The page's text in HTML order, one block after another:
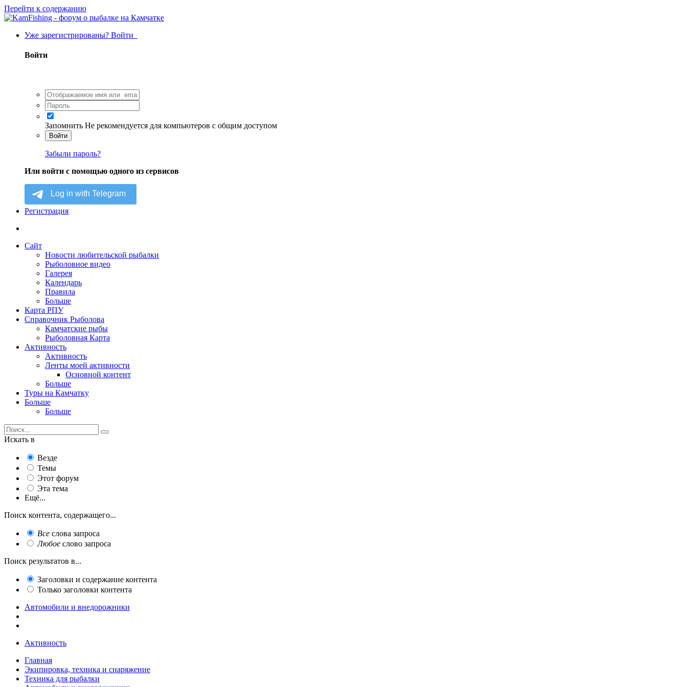
Перейти к содержанию
Уже зарегистрированы? Войти
Войти
Запомнить Не рекомендуется для компьютеров с общим доступом
Войти
Забыли пароль?
Или войти с помощью одного из сервисов
Регистрация
Сайт
Новости любительской рыбалки
Рыболовное видео
Галерея
Календарь
Правила
Больше
Карта РПУ
Справочник Рыболова
Камчатские рыбы
Рыболовная Карта
Активность
Активность
Ленты моей активности
Основной контент
Больше
Туры на Камчатку
Больше
Больше
Искать в
Везде
Темы
Этот форум
Эта тема
Ещё...
Поиск контента, содержащего...
Все слова запроса
Любое слово запроса
Поиск результатов в...
Заголовки и содержание контента
Только заголовки контента
Автомобили и внедорожники
Активность
Главная
Экипировка, техника и снаряжение
Техника для рыбалки